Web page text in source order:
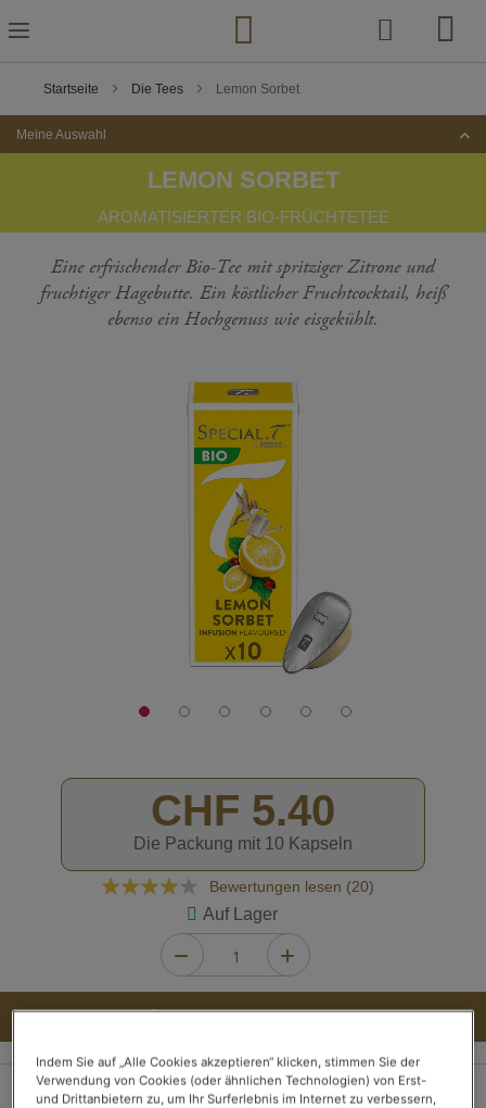
Inhalt
springen
Startseite Die Tees Lemon Sorbet
Meine Auswahl
LEMON SORBET
AROMATISIERTER BIO-FRÜCHTETEE
Eine erfrischender Bio-Tee mit spritziger Zitrone und
fruchtiger Hagebutte. Ein köstlicher Fruchtcocktail, heiß
ebenso ein Hochgenuss wie eisgekühlt.
CHF 5.40
Die Packung mit 10 Kapseln
Bewertung:
Bewertungen lesen (20)
Auf Lager
IN DEN WARENKORB
Indem Sie auf „Alle Cookies akzeptieren“ klicken, stimmen Sie der
Verwendung von Cookies (oder ähnlichen Technologien) von Erst-
und Drittanbietern zu, um Ihr Surferlebnis im Internet zu verbessern,